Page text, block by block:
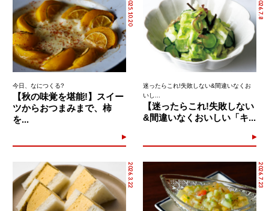
2025.10.20
今日、なにつくる?
【秋の味覚を堪能!】スイー
ツからおつまみまで、柿
を...
2026.7.8
迷ったらこれ!失敗しない&間違いなくお
いし...
【迷ったらこれ!失敗しない
&間違いなくおいしい「キ...
2026.3.22 2026.7.23